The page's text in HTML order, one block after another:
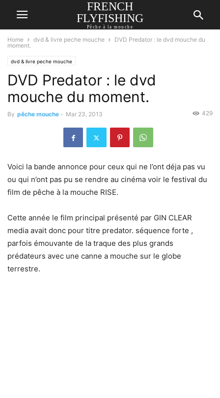
FRENCH
FLYFISHING
Pêche à la mouche
Home dvd & livre peche mouche
DVD Predator : le dvd mouche du
moment.
dvd & livre peche mouche
DVD Predator : le dvd
mouche du moment.
By pêche mouche - Mar 23, 2013 429
Voici la bande annonce pour ceux qui ne l’ont déja pas vu
ou qui n’ont pas pu se rendre au cinéma voir le festival du
film de pêche à la mouche RISE.
Cette année le film principal présenté par GIN CLEAR
media avait donc pour titre predator. séquence forte ,
parfois émouvante de la traque des plus grands
prédateurs avec une canne a mouche sur le globe
terrestre.